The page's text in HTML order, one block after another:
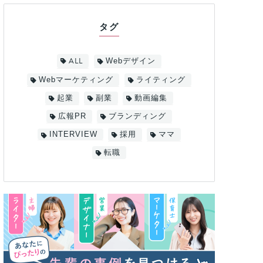
タグ
ALL Webデザイン
Webマーケティング ライティング
起業 副業 動画編集
広報PR ブランディング
INTERVIEW 採用 ママ
転職